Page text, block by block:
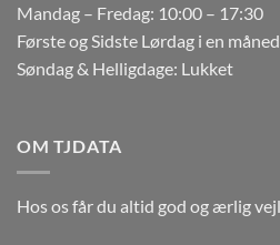
Mandag – Fredag: 10:00 – 17:30
Første og Sidste Lørdag i en
Søndag & Helligdage: Lukket
OM TJDATA
Hos os får du altid god og ærlig